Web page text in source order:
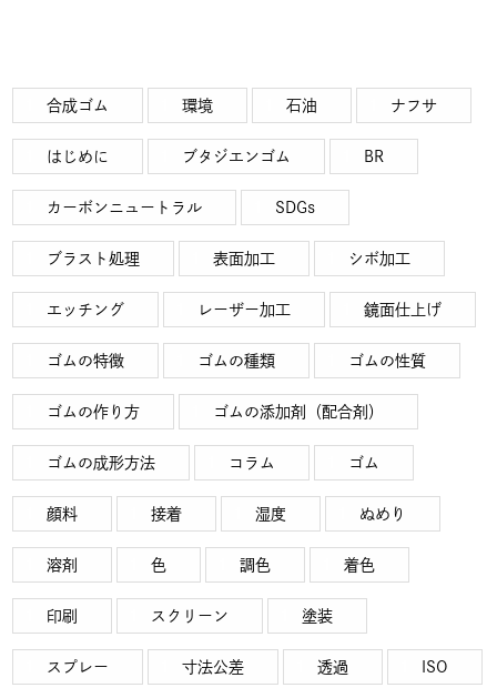
合成ゴム 環境 石油 ナフサ
はじめに ブタジエンゴム BR
カーボンニュートラル SDGs
ブラスト処理 表面加工 シボ加工
エッチング レーザー加工 鏡面仕上げ
ゴムの特徴 ゴムの種類 ゴムの性質
ゴムの作り方 ゴムの添加剤（配合剤）
ゴムの成形方法 コラム ゴム
顔料 接着 湿度 ぬめり
溶剤 色 調色 着色
印刷 スクリーン 塗装
スプレー 寸法公差 透過 ISO